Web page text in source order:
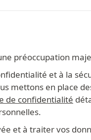
préoccupation
et à la
mettons en place
de confidentialité
et à traiter vos